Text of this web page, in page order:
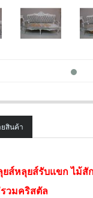
สินค้า
ส์หลุยส์รับแขก ไม้สั
วมคริสตัล